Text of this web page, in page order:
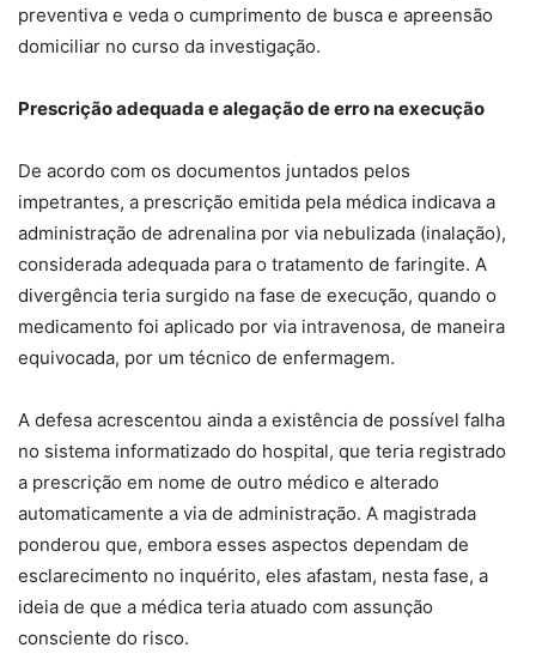
preventiva e veda o cumprimento de busca e apreensão
domiciliar no curso da investigação.
Prescrição adequada e alegação de erro na execução
De acordo com os documentos juntados pelos
impetrantes, a prescrição emitida pela médica indicava a
administração de adrenalina por via nebulizada (inalação),
considerada adequada para o tratamento de faringite. A
divergência teria surgido na fase de execução, quando o
medicamento foi aplicado por via intravenosa, de maneira
equivocada, por um técnico de enfermagem.
A defesa acrescentou ainda a existência de possível falha
no sistema informatizado do hospital, que teria registrado
a prescrição em nome de outro médico e alterado
automaticamente a via de administração. A magistrada
ponderou que, embora esses aspectos dependam de
esclarecimento no inquérito, eles afastam, nesta fase, a
ideia de que a médica teria atuado com assunção
consciente do risco.